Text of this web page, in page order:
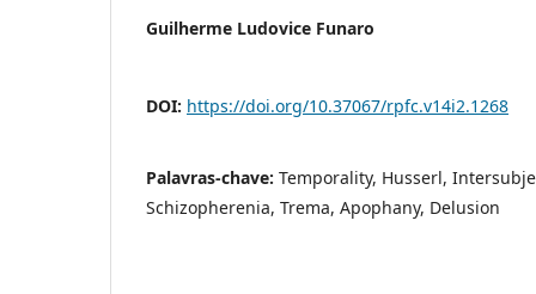
Guilherme Ludovice Funaro
DOI: https://doi.org/10.37067/rpfc.v14i2.1268
Palavras-chave: Temporality, Husserl,
Schizopherenia, Trema, Apophany, Delusion